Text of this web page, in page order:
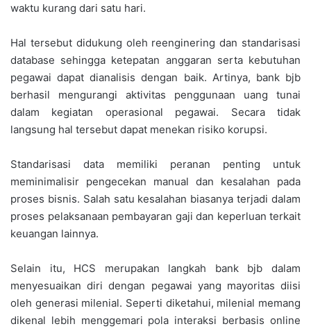
waktu kurang dari satu hari.
Hal tersebut didukung oleh reenginering dan standarisasi
database sehingga ketepatan anggaran serta kebutuhan
pegawai dapat dianalisis dengan baik. Artinya, bank bjb
berhasil mengurangi aktivitas penggunaan uang tunai
dalam kegiatan operasional pegawai. Secara tidak
langsung hal tersebut dapat menekan risiko korupsi.
Standarisasi data memiliki peranan penting untuk
meminimalisir pengecekan manual dan kesalahan pada
proses bisnis. Salah satu kesalahan biasanya terjadi dalam
proses pelaksanaan pembayaran gaji dan keperluan terkait
keuangan lainnya.
Selain itu, HCS merupakan langkah bank bjb dalam
menyesuaikan diri dengan pegawai yang mayoritas diisi
oleh generasi milenial. Seperti diketahui, milenial memang
dikenal lebih menggemari pola interaksi berbasis online